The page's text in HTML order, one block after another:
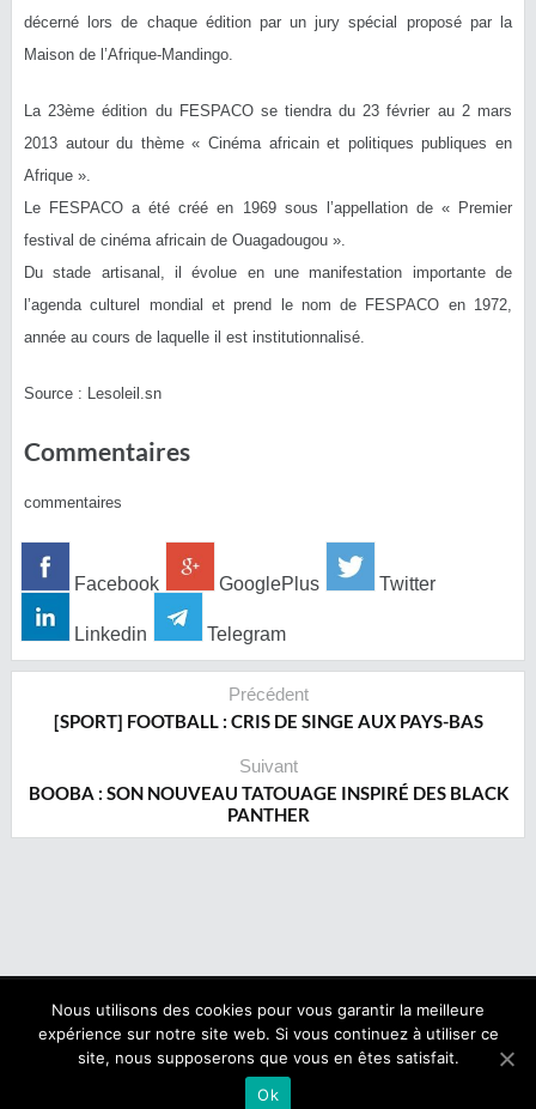
décerné lors de chaque édition par un jury spécial proposé par la
Maison de l’Afrique-Mandingo.
La 23ème édition du FESPACO se tiendra du 23 février au 2 mars
2013 autour du thème « Cinéma africain et politiques publiques en
Afrique ».
Le FESPACO a été créé en 1969 sous l’appellation de « Premier
festival de cinéma africain de Ouagadougou ».
Du stade artisanal, il évolue en une manifestation importante de
l’agenda culturel mondial et prend le nom de FESPACO en 1972,
année au cours de laquelle il est institutionnalisé.
Source : Lesoleil.sn
Commentaires
commentaires
Facebook GooglePlus Twitter
Linkedin Telegram
Précédent
[SPORT] FOOTBALL : CRIS DE SINGE AUX PAYS-BAS
Suivant
BOOBA : SON NOUVEAU TATOUAGE INSPIRÉ DES BLACK
PANTHER
Copyright © 2017 NegroNews. Tous droits réservés.
Qui sommes nous ?
Mentions légales
Nous utilisons des cookies pour vous garantir la meilleure
expérience sur notre site web. Si vous continuez à utiliser ce
site, nous supposerons que vous en êtes satisfait.
Ok